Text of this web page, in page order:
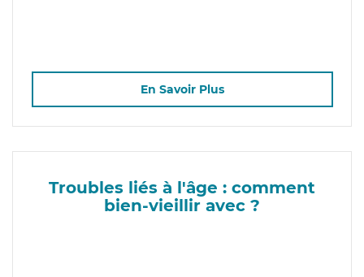
En Savoir Plus
Troubles liés à l'âge : comment
bien-vieillir avec ?